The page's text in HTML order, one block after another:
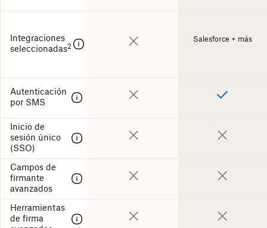
Integraciones
seleccionadas2
Autenticación
por SMS
Inicio de
sesión único
(SSO)
Campos de
firmante
avanzados
Herramientas
de firma
Salesforce + más